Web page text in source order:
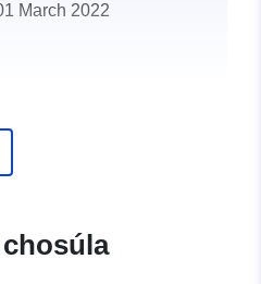
March 2022
f0fa-4379-a1c5-